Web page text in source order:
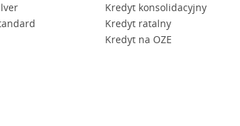
Kredyt konsolidacyjny
Kredyt ratalny
Kredyt na OZE